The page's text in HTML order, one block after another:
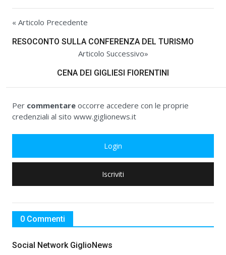
« Articolo Precedente
RESOCONTO SULLA CONFERENZA DEL TURISMO
Articolo Successivo»
CENA DEI GIGLIESI FIORENTINI
Per commentare occorre accedere con le proprie
credenziali al sito www.giglionews.it
Login
Iscriviti
0 Commenti
Social Network GiglioNews